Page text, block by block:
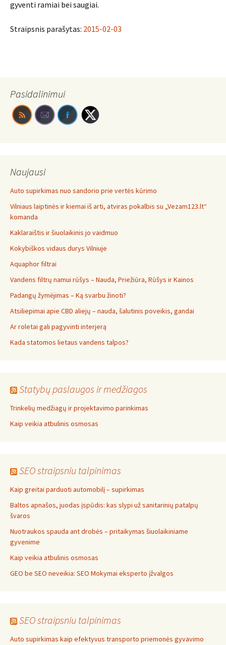
gyventi ramiai bei saugiai.
Straipsnis parašytas: 2015-02-03
Pasidalinimui
Naujausi
Auto supirkimas nuo sandorio prie vertės kūrimo
Vilniaus laiptinės ir kiemai iš arti, atviras pokalbis su „Vezam123.lt“
komanda
Kaklaraištis ir šiuolaikinis jo vaidmuo
Kokybiškos vidaus durys Vilniuje
Aquaphor filtrai
Vandens filtrų namui rūšys – Nauda, Priežiūra, Rūšys ir Kainos
Padangų žymėjimas – Ką svarbu žinoti?
Atsiliepimai apie CBD aliejų – nauda, šalutinis poveikis, gandai
Ar roletai gali pagyvinti interjerą
Kada statomos lietaus vandens talpos?
Statybų paslaugos ir medžiagos
Trinkelių medžiagų ir projektavimo parinkimas
Kaip veikia atbulinis osmosas
SEO straipsniu talpinimas
Kaip greitai parduoti automobilį – supirkimas
Baltos apnašos, juodas įspūdis: kas slypi už sanitarinių patalpų
švaros
Nuotraukos spauda ant drobės – pritaikymas šiuolaikiniame
gyvenime
Kaip veikia atbulinis osmosas
GEO be SEO neveikia: SEO Mokymai eksperto įžvalgos
SEO straipsniu talpinimas
Auto supirkimas kaip efektyvus transporto priemonės gyvavimo